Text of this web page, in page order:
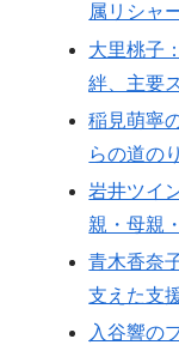
属リシャ
大里桃子
絆、主要
稲見萌寧
らの道のり
岩井ツイ
親・母親
青木香奈
支えた支
入谷響の